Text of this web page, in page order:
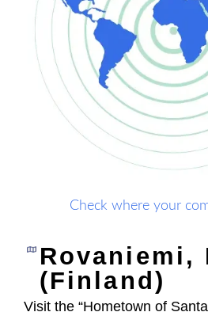
Check where your
Rovaniemi,
(Finland)
Visit the “Hometown of